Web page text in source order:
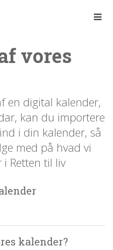
vores
en digital kalender,
kan du importere
i din kalender, så
med på hvad vi
Retten til liv
kalender?